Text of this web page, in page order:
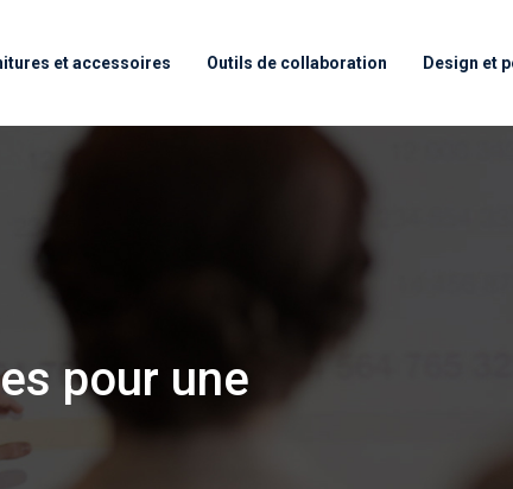
et accessoires Outils de collaboration Design et
pour une